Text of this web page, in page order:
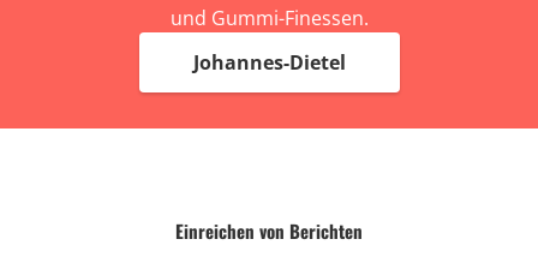
und Gummi-Finessen.
Johannes-Dietel
Einreichen von Berichten